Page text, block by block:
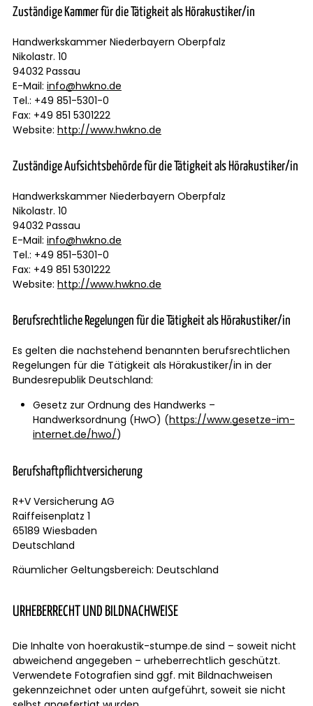
Zuständige Kammer für die Tätigkeit als Hörakustiker/in
Handwerkskammer Niederbayern Oberpfalz
Nikolastr. 10
94032 Passau
E-Mail: info@hwkno.de
Tel.: +49 851-5301-0
Fax: +49 851 5301222
Website: http://www.hwkno.de
Zuständige Aufsichtsbehörde für die Tätigkeit als Hörakustiker/in
Handwerkskammer Niederbayern Oberpfalz
Nikolastr. 10
94032 Passau
E-Mail: info@hwkno.de
Tel.: +49 851-5301-0
Fax: +49 851 5301222
Website: http://www.hwkno.de
Berufsrechtliche Regelungen für die Tätigkeit als Hörakustiker/in
Es gelten die nachstehend benannten berufsrechtlichen
Regelungen für die Tätigkeit als Hörakustiker/in in der
Bundesrepublik Deutschland:
Gesetz zur Ordnung des Handwerks –
Handwerksordnung (HwO) (https://www.gesetze-im-
internet.de/hwo/)
Berufshaftpflichtversicherung
R+V Versicherung AG
Raiffeisenplatz 1
65189 Wiesbaden
Deutschland
Räumlicher Geltungsbereich: Deutschland
URHEBERRECHT UND BILDNACHWEISE
Die Inhalte von hoerakustik-stumpe.de sind – soweit nicht
abweichend angegeben – urheberrechtlich geschützt.
Verwendete Fotografien sind ggf. mit Bildnachweisen
gekennzeichnet oder unten aufgeführt, soweit sie nicht